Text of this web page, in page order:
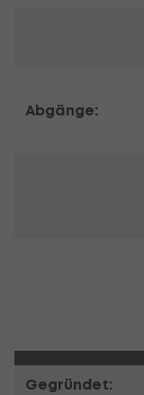
Abgänge:
Gegründet: